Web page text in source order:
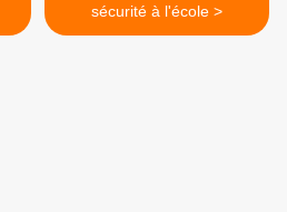
sécurité à l'école >